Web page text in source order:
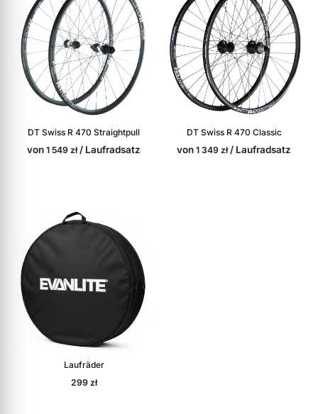
DT Swiss R 470 Straightpull
von1 549zł/ Laufradsatz
DT Swiss R 470 Classic
von1 349zł/ Laufradsatz
Laufräder
299 zł